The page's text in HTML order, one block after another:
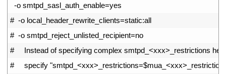
-o smtpd_sasl_auth_enable=yes
#  -o local_header_rewrite_clients=static:all
#  -o smtpd_reject_unlisted_recipient=no
#     Instead of specifying complex smtpd_<xxx>_restrictions
#     specify